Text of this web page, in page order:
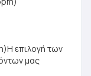
επιλογή των
μας